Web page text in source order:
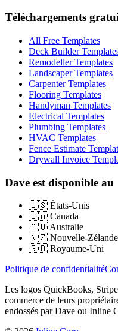
Téléchargements
All Free Templates
Deck Builder
Remodeller Templates
Landscaper Templates
Carpenter Templates
Flooring Templates
Handyman Templates
Electrical Templates
Plumbing Templates
HVAC Templates
Fence Estimate
Drywall Invoice
Dave est disponible au
🇺🇸 États-Unis
🇨🇦 Canada
🇦🇺Australie
🇳🇿 Nouvelle-Zélande
🇬🇧 Royaume-Uni
Politique de confidentialité
Les logos QuickBooks,
commerce de leurs
endossés par Dave ou Inline